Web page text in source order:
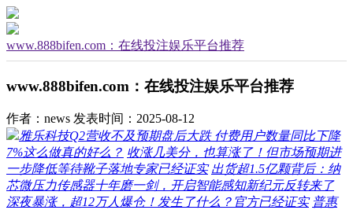
www.888bifen.com：在线投注娱乐平台推荐
www.888bifen.com：在线投注娱乐平台推荐
作者：news 发表时间：2025-08-12
雅乐科技Q2营收不及预期盘后大跌 付费用户数量同比下降
7%这么做真的好么？ 收涨几美分，也算涨了！但市场预期进
一步降低等待靴子落地专家已经证实 出货超1.5亿颗背后：纳
芯微压力传感器十年磨一剑，开启智能感知新纪元反转来了
深夜暴涨，超12万人爆仓！发生了什么？官方已经证实 普惠